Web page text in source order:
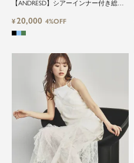
【ANDRESD】シアーインナー付き総レ
インワンドレス
¥20,000 4%OFF